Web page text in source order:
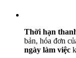
Thời hạn
bản, hóa đơn
ngày làm việc